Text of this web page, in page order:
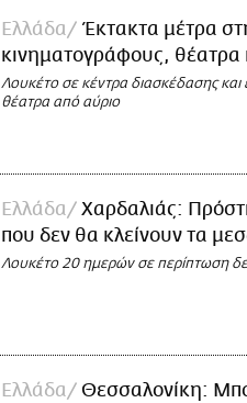
Ελλάδα
Έκτακτα μέτρα
κινηματογράφους, θέατρα
Λουκέτο σε κέντρα διασκέδασης
θέατρα από αύριο
Ελλάδα
Χαρδαλιάς:
που δεν θα κλείνουν τα
Λουκέτο 20 ημερών σε περίπτωση
Ελλάδα
Θεσσαλονίκη: